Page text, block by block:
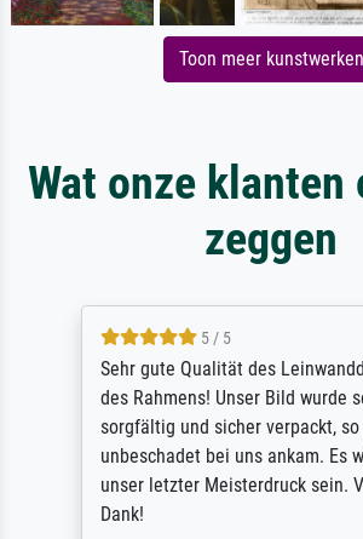
Toon meer kunstwerken
Wat onze klanten
zeggen
5 / 5
Sehr gute Qualität des
des Rahmens! Unser Bild wurde
sorgfältig und sicher verpackt, so
unbeschadet bei uns ankam. Es
unser letzter Meisterdruck sein.
Dank!